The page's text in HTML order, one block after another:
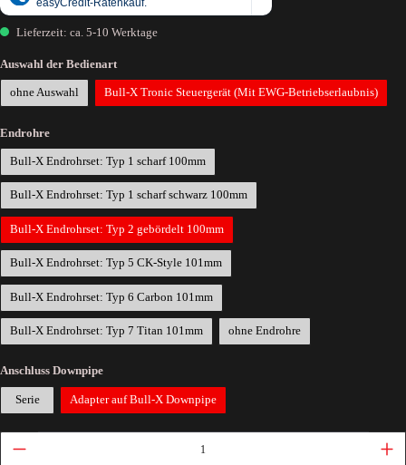
Lieferzeit: ca. 5-10 Werktage
Auswahl der Bedienart
ohne Auswahl Bull-X Tronic Steuergerät (Mit EWG-Betriebserlaubnis)
Endrohre
Bull-X Endrohrset: Typ 1 scharf 100mm
Bull-X Endrohrset: Typ 1 scharf schwarz 100mm
Bull-X Endrohrset: Typ 2 gebördelt 100mm
Bull-X Endrohrset: Typ 5 CK-Style 101mm
Bull-X Endrohrset: Typ 6 Carbon 101mm
Bull-X Endrohrset: Typ 7 Titan 101mm ohne Endrohre
Anschluss Downpipe
Serie Adapter auf Bull-X Downpipe